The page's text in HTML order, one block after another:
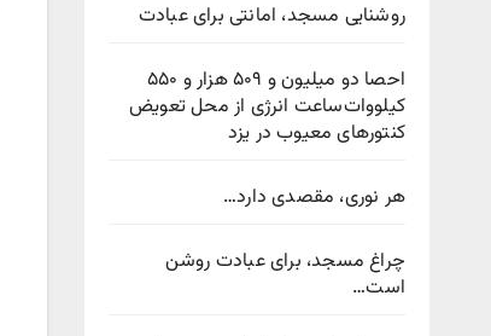
روشنایی مسجد، امانتی برای عبادت
احصا دو میلیون و ۵۰۹ هزار و ۵۵۰
کیلووات‌ساعت انرژی از محل تعویض
کنتورهای معیوب در یزد
هر نوری، مقصدی دارد…
چراغ مسجد، برای عبادت روشن
است…